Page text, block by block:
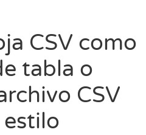
CSV como
tabla o
CSV